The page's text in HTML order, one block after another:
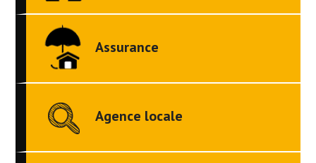
Assurance
Agence locale